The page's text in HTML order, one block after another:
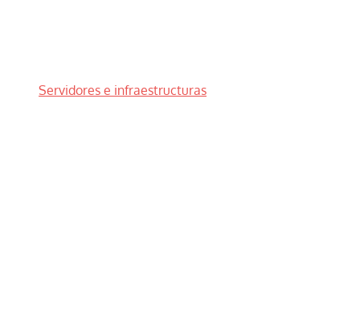
Servidores e infraestructuras